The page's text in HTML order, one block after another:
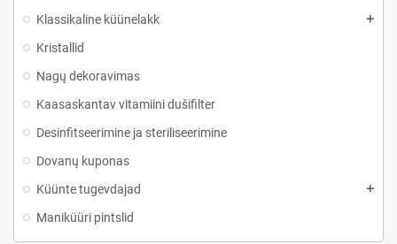
Klassikaline küünelakk
Kristallid
Nagų dekoravimas
Kaasaskantav vitamiini dušifilter
Desinfitseerimine ja steriliseerimine
Dovanų kuponas
Küünte tugevdajad
Maniküüri pintslid